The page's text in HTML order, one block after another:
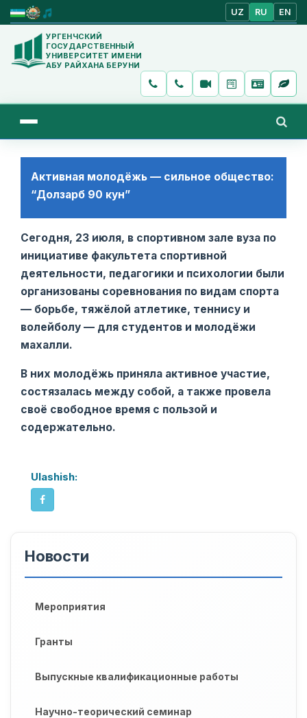
UZ RU EN
УРГЕНЧСКИЙ
ГОСУДАРСТВЕННЫЙ
УНИВЕРСИТЕТ ИМЕНИ
АБУ РАЙХАНА БЕРУНИ
Активная молодёжь — сильное общество:
“Долзарб 90 кун”
Сегодня, 23 июля, в спортивном зале вуза по
инициативе факультета спортивной
деятельности, педагогики и психологии были
организованы соревнования по видам спорта
— борьбе, тяжёлой атлетике, теннису и
волейболу — для студентов и молодёжи
махалли.
В них молодёжь приняла активное участие,
состязалась между собой, а также провела
своё свободное время с пользой и
содержательно.
Ulashish:
Новости
Мероприятия
Гранты
Выпускные квалификационные работы
Научно-теорический семинар